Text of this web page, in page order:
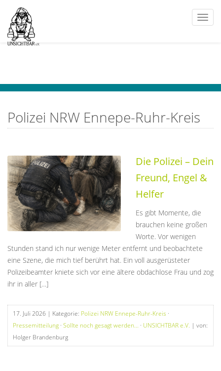
Polizei NRW Ennepe-Ruhr-Kreis
Die Polizei – Dein
Freund, Engel &
Helfer
Es gibt Momente, die
brauchen keine großen
Worte. Vor wenigen
Stunden stand ich nur wenige Meter entfernt und beobachtete
eine Szene, die mich tief berührt hat. Ein voll ausgerüsteter
Polizeibeamter kniete sich vor eine ältere obdachlose Frau und zog
ihr in aller […]
17. Juli 2026 | Kategorie: Polizei NRW Ennepe-Ruhr-Kreis ·
Pressemitteilung · Sollte noch gesagt werden... · UNSICHTBAR e.V. | von:
Holger Brandenburg